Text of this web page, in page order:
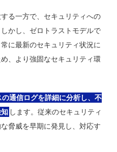
る一方で、セキュリティへの
かし、ゼロトラストモデルで
に最新のセキュリティ状況に
、より強固なセキュリティ環
通信ログを詳細に分析し、不
します。従来のセキュリティ
脅威を早期に発見し、対応す